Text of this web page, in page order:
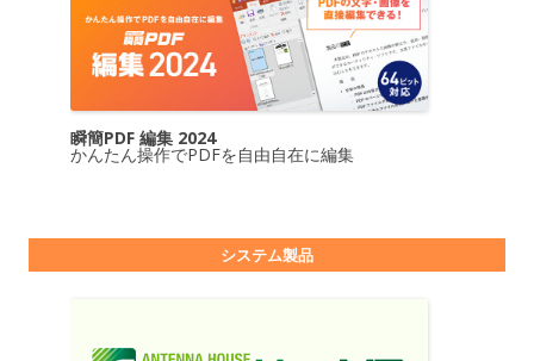
瞬簡PDF 編集 2024
かんたん操作でPDFを自由自在に編集
システム製品